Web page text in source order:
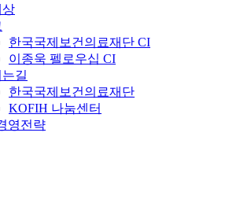
상
한국국제보건의료재단 CI
이종욱 펠로우십 CI
길
한국국제보건의료재단
KOFIH 나눔센터
영전략